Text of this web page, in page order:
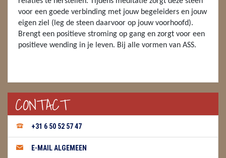
GESLEPEN STENEN
HANGERS
KAARSEN
voor een goede verbinding met jouw begeleiders en jouw
eigen ziel (leg de steen daarvoor op jouw voorhoofd).
Brengt een positieve stroming op gang en zorgt voor een
positieve wending in je leven. Bij alle vormen van ASS.
CONTACT
+31 6 50 52 57 47
E-MAIL ALGEMEEN